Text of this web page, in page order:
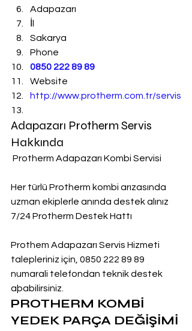
Adapazarı
Sakarya
Phone
0850 222 89 89
Website
http://www.protherm.com.tr/servis
Adapazarı Protherm Servis
Hakkında
Protherm Adapazarı Kombi Servisi
Her türlü Protherm kombi arızasında
uzman ekiplerle anında destek alınız
7/24 Protherm Destek Hattı
Prothem Adapazarı Servis Hizmeti
talepleriniz için, 0850 222 89 89
numarali telefondan teknik destek
aþabilirsiniz.
PROTHERM KOMBİ
YEDEK PARÇA DEĞİŞİMİ